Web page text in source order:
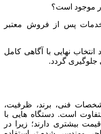
موجود است؟
خدمات پس از فروش معتبر
نهایی با آگاهی کامل
جلوگیری گردد.
فنی، برند، ظرفیت،
است. دستگاه‌ هایی با
بیشتری دارند؛ زیرا در